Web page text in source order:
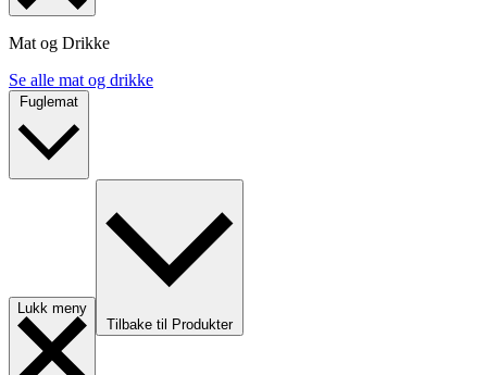
Mat og Drikke
Se alle mat og drikke
Lukk meny
Tilbake til Produkter